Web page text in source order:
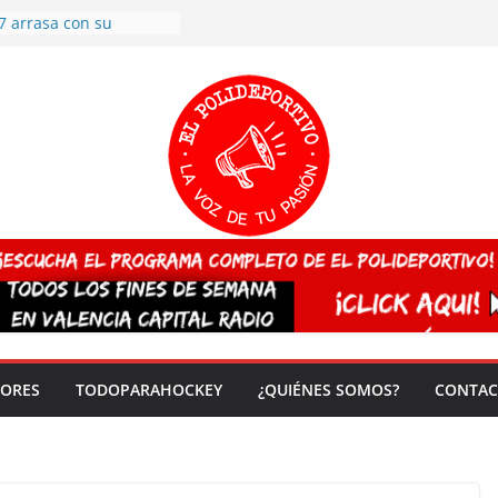
arrasa con su
España sub20
del mundo
vez!
TODOPARAHOCKEY ¿QUIÉNES SOMOS?